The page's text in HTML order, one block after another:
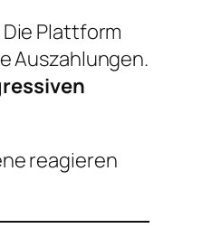
Die Plattform
Auszahlungen.
reagieren